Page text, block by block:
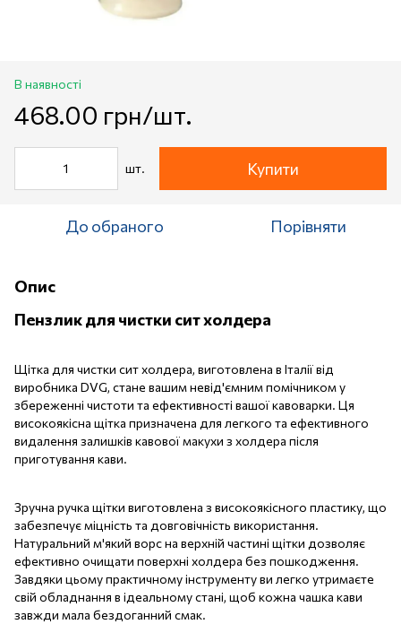
В наявності
468.00 грн/шт.
шт. Купити
До обраного Порівняти
Опис
Пензлик для чистки сит холдера
Щітка для чистки сит холдера, виготовлена в Італії від
виробника DVG, стане вашим невід'ємним помічником у
збереженні чистоти та ефективності вашої кавоварки. Ця
високоякісна щітка призначена для легкого та ефективного
видалення залишків кавової макухи з холдера після
приготування кави.
Зручна ручка щітки виготовлена з високоякісного пластику, що
забезпечує міцність та довговічність використання.
Натуральний м'який ворс на верхній частині щітки дозволяє
ефективно очищати поверхні холдера без пошкодження.
Завдяки цьому практичному інструменту ви легко утримаєте
свій обладнання в ідеальному стані, щоб кожна чашка кави
завжди мала бездоганний смак.